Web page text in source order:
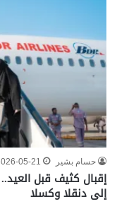
حسام بشير 05-21
إقبال كثيف قبل
إلى دنقلا وكسلا